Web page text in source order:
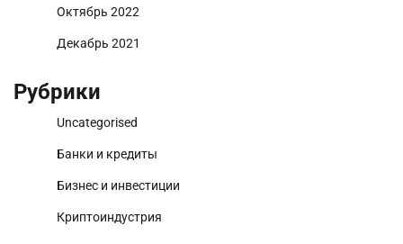
Октябрь 2022
Декабрь 2021
Рубрики
Uncategorised
Банки и кредиты
Бизнес и инвестиции
Криптоиндустрия